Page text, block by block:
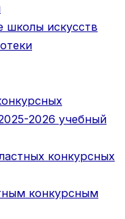
школы искусств
2026 учебный
конкурсных
конкурсным